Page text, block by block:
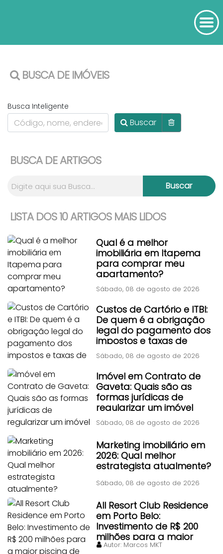
BUSCA DE IMÓVEIS
Busca Inteligente
Buscar
BUSCA DE ARTIGOS
LISTA DOS 10 ARTIGOS MAIS LIDOS
Qual é a melhor
imobiliária em Itapema
para comprar meu
apartamento?
Sábado, 08 de agosto de 2026
Custos de Cartório e ITBI:
De quem é a obrigação
legal do pagamento dos
impostos e taxas de
transferência?
Sábado, 08 de agosto de 2026
Imóvel em Contrato de
Gaveta: Quais são as
formas jurídicas de
regularizar um imóvel
adquirido por contrato
particular antigo?
Sábado, 08 de agosto de 2026
Marketing imobiliário em
2026: Qual melhor
estrategista atualmente?
Sábado, 08 de agosto de 2026
All Resort Club Residence
em Porto Belo:
Investimento de R$ 200
milhões para a maior
piscina de ondas do Brasil
Autor: Marcos MKT